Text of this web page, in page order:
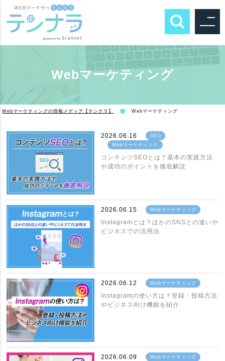
Webマーケティング
Webマーケティングの情報メディア【テンナラ】 Webマーケティング
2026.06.16
SEO
Webマーケティング
コンテンツSEOとは？基本の実践方法
や成功のポイントを徹底解説
2026.06.15 Webマーケティング
Instagramとは？ほかのSNSとの違いや
ビジネスでの活用法
2026.06.12 Webマーケティング
Instagramの使い方は？登録・投稿方法
やビジネス向け機能を紹介
2026.06.09 Webマーケティング